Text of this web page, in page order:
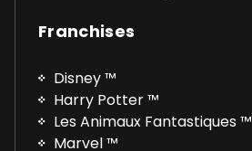
Franchises
Disney ™
Harry Potter ™
Les Animaux Fantastiques ™
Marvel ™